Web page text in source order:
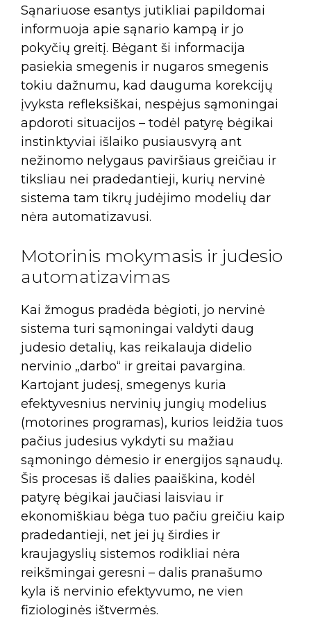
Sąnariuose esantys jutikliai papildomai
informuoja apie sąnario kampą ir jo
pokyčių greitį. Bėgant ši informacija
pasiekia smegenis ir nugaros smegenis
tokiu dažnumu, kad dauguma korekcijų
įvyksta refleksiškai, nespėjus sąmoningai
apdoroti situacijos – todėl patyrę bėgikai
instinktyviai išlaiko pusiausvyrą ant
nežinomo nelygaus paviršiaus greičiau ir
tiksliau nei pradedantieji, kurių nervinė
sistema tam tikrų judėjimo modelių dar
nėra automatizavusi.
Motorinis mokymasis ir judesio
automatizavimas
Kai žmogus pradėda bėgioti, jo nervinė
sistema turi sąmoningai valdyti daug
judesio detalių, kas reikalauja didelio
nervinio „darbo“ ir greitai pavargina.
Kartojant judesį, smegenys kuria
efektyvesnius nervinių jungių modelius
(motorines programas), kurios leidžia tuos
pačius judesius vykdyti su mažiau
sąmoningo dėmesio ir energijos sąnaudų.
Šis procesas iš dalies paaiškina, kodėl
patyrę bėgikai jaučiasi laisviau ir
ekonomiškiau bėga tuo pačiu greičiu kaip
pradedantieji, net jei jų širdies ir
kraujagyslių sistemos rodikliai nėra
reikšmingai geresni – dalis pranašumo
kyla iš nervinio efektyvumo, ne vien
fiziologinės ištvermės.